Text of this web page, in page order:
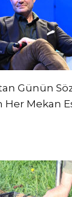
Günün
Her Mekan